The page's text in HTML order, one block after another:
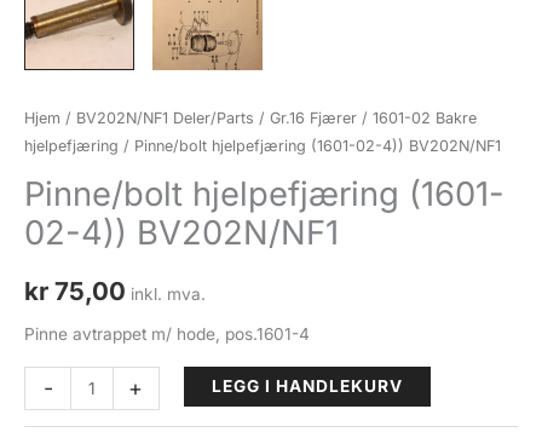
Hjem / BV202N/NF1 Deler/Parts / Gr.16 Fjærer / 1601-02 Bakre
hjelpefjæring / Pinne/bolt hjelpefjæring (1601-02-4)) BV202N/NF1
Pinne/bolt hjelpefjæring (1601-
02-4)) BV202N/NF1
kr 75,00 inkl. mva.
Pinne avtrappet m/ hode, pos.1601-4
-
Pinne/bolt
hjelpefjæring
+ LEGG I HANDLEKURV